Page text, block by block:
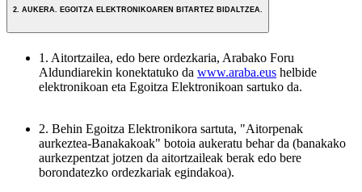
2. AUKERA. EGOITZA ELEKTRONIKOAREN BITARTEZ BIDALTZEA.
1. Aitortzailea, edo bere ordezkaria, Arabako Foru
Aldundiarekin konektatuko da www.araba.eus helbide
elektronikoan eta Egoitza Elektronikoan sartuko da.
2. Behin Egoitza Elektronikora sartuta, "Aitorpenak
aurkeztea-Banakakoak" botoia aukeratu behar da (banakako
aurkezpentzat jotzen da aitortzaileak berak edo bere
borondatezko ordezkariak egindakoa).